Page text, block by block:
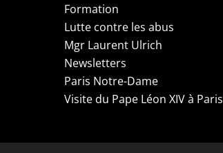
Formation
Lutte contre les abus
Mgr Laurent Ulrich
Newsletters
Paris Notre-Dame
Visite du Pape Léon XIV à Paris